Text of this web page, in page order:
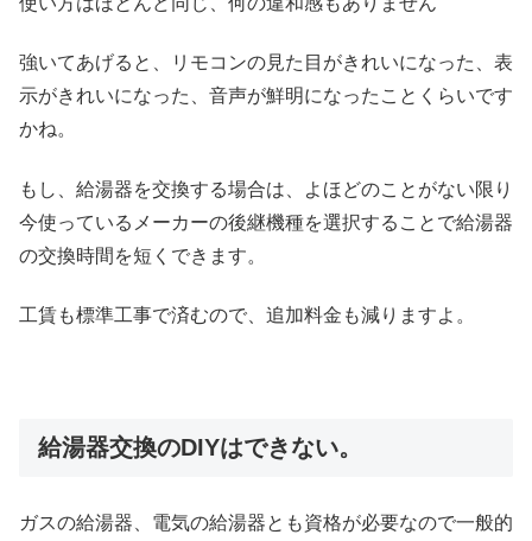
強いてあげると、リモコンの見た目がきれいになった、表
示がきれいになった、音声が鮮明になったことくらいです
かね。
もし、給湯器を交換する場合は、よほどのことがない限り
今使っているメーカーの後継機種を選択することで給湯器
の交換時間を短くできます。
工賃も標準工事で済むので、追加料金も減りますよ。
給湯器交換のDIYはできない。
ガスの給湯器、電気の給湯器とも資格が必要なので一般的